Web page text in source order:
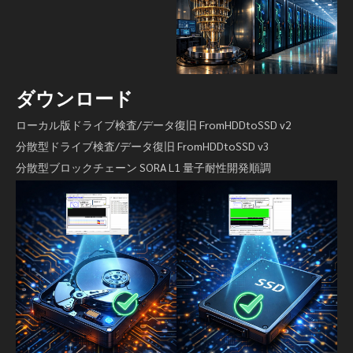
ダウンロード
ローカル版ドライブ検査/データ復旧 FromHDDtoSSD v2
分散型ドライブ検査/データ復旧 FromHDDtoSSD v3
分散型ブロックチェーン SORA L1 量子耐性開発順調